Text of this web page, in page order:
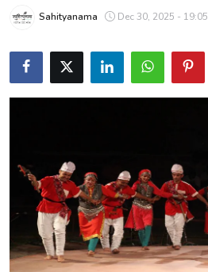
कविता
आलेख
शख्सियत
यात्रावृत्तांत
उपन्यास
सिनेमा
Sahityanama Dec 30, 2025 - 19:05